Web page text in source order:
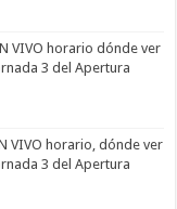
VIVO horario dónde ver
3 del Apertura
VIVO horario, dónde ver
3 del Apertura